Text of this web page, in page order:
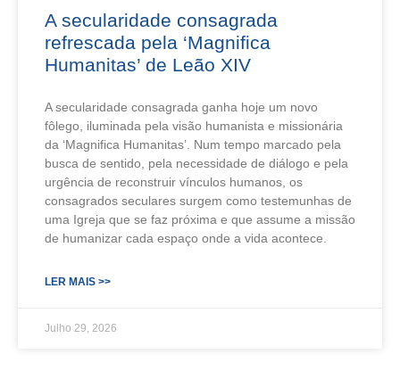
A secularidade consagrada
refrescada pela ‘Magnifica
Humanitas’ de Leão XIV
A secularidade consagrada ganha hoje um novo
fôlego, iluminada pela visão humanista e missionária
da ‘Magnifica Humanitas’. Num tempo marcado pela
busca de sentido, pela necessidade de diálogo e pela
urgência de reconstruir vínculos humanos, os
consagrados seculares surgem como testemunhas de
uma Igreja que se faz próxima e que assume a missão
de humanizar cada espaço onde a vida acontece.
LER MAIS >>
Julho 29, 2026